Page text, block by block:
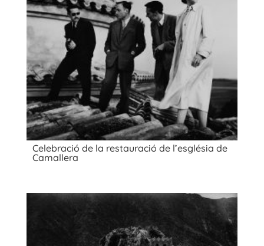
Celebració de la restauració de l’església de
Camallera